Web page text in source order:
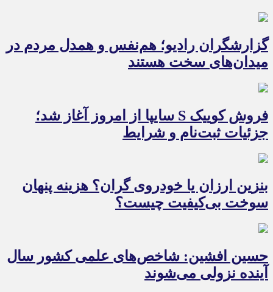
گزارشگران رادیو؛ هم‌نفس و همدل مردم در
میدان‌های سخت هستند
فروش کوییک S سایپا از امروز آغاز شد؛
جزئیات ثبت‌نام و شرایط
بنزین ارزان یا خودروی گران؟ هزینه پنهان
سوخت بی‌کیفیت چیست؟
حسین افشین: شاخص‌های علمی کشور سال
آینده نزولی می‌شوند